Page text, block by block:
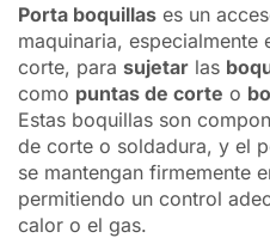
Porta boquillas es un
maquinaria,
corte, para sujetar las
como puntas de corte o
Estas boquillas son
de corte o soldadura, y el
se mantengan firmemente
permitiendo un control
calor o el gas.